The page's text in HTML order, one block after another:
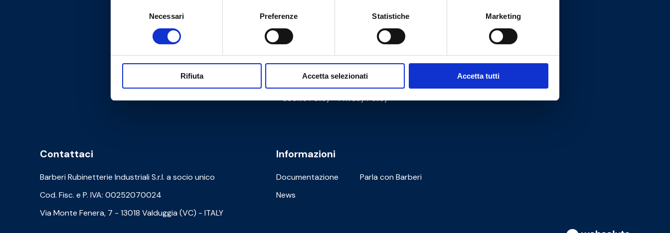
Necessari Preferenze Statistiche Marketing
Rifiuta Accetta selezionati Accetta tutti
Cookie Policy Privacy Policy
Contattaci
Barberi Rubinetterie Industriali S.r.l. a socio unico
Cod. Fisc. e P. IVA: 00252070024
Via Monte Fenera, 7 - 13018 Valduggia (VC) - ITALY
Informazioni
Documentazione
Parla con Barberi
News